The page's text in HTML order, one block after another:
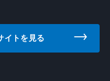
イトを見る